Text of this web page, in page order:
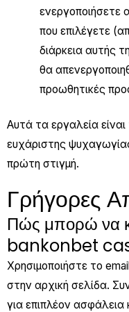
ενεργοποιήσετε
που επιλέγετε
διάρκεια αυτής
θα
προωθητικές
Αυτά τα εργαλεία είναι
ευχάριστης
πρώτη στιγμή.
Γρήγορες
Πώς μπορώ να
bankonbet
Χρησιμοποιήστε το
στην αρχική σελίδα.
για επιπλέον ασφάλεια